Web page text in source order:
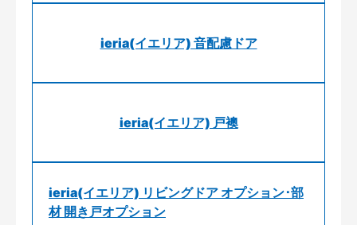
ieria(イエリア) 音配慮ドア
ieria(イエリア) 戸襖
ieria(イエリア) リビングドア オプション･部
材 開き戸オプション